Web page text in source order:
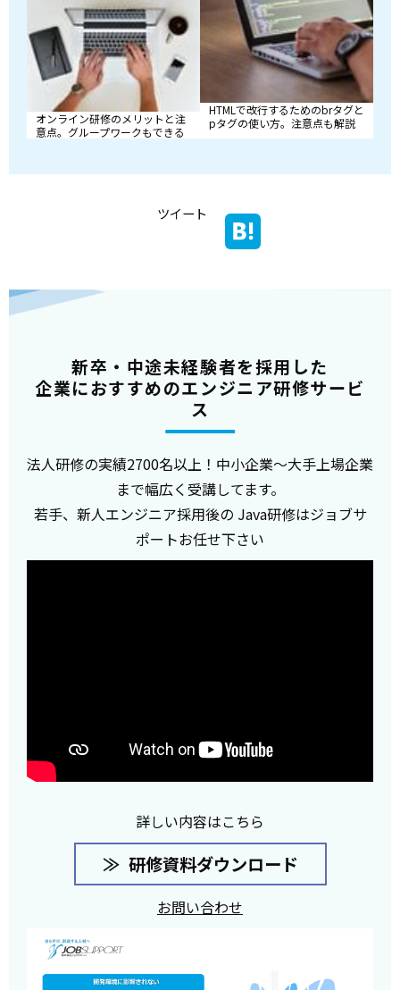
オンライン研修のメリットと注
意点。グループワークもできる
HTMLで改行するためのbrタグと
pタグの使い方。注意点も解説
ツイート
新卒・中途未経験者を採用した
企業におすすめのエンジニア研修サービ
ス
法人研修の実績2700名以上！中小企業～大手上場企業
まで幅広く受講してます。
若手、新人エンジニア採用後の Java研修はジョブサ
ポートお任せ下さい
詳しい内容はこちら
研修資料ダウンロード
お問い合わせ